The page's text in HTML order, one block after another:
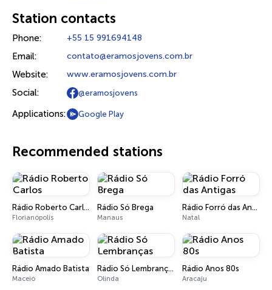
Station contacts
Phone: +55 15 991694148
Email: contato@eramosjovens.com.br
Website: www.eramosjovens.com.br
Social: @eramosjovens
Applications: Google Play
Recommended stations
Rádio Roberto Carlos
Florianópolis
Rádio Só Brega
Manaus
Rádio Forró das Antigas
Natal
Rádio Amado Batista
Maceió
Rádio Só Lembranças
Olinda
Rádio Anos 80s
Aracaju